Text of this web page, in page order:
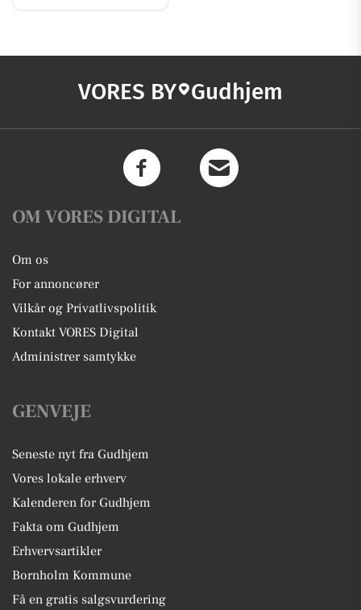
VORES BY Gudhjem
OM VORES DIGITAL
Om os
For annoncører
Vilkår og Privatlivspolitik
Kontakt VORES Digital
Administrer samtykke
GENVEJE
Seneste nyt fra Gudhjem
Vores lokale erhverv
Kalenderen for Gudhjem
Fakta om Gudhjem
Erhvervsartikler
Bornholm Kommune
Få en gratis salgsvurdering